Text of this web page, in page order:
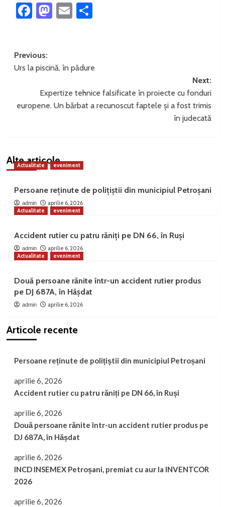
Facebook
Mastodon
EmailPartajează
Post
navigation
Previous:
Urs la piscină, în pădure
Next:
Expertize tehnice falsificate în proiecte cu fonduri
europene. Un bărbat a recunoscut faptele și a fost trimis
în judecată
Alte articole
Actualitate eveniment
Persoane reținute de polițiștii din municipiul Petroșani
admin
aprilie 6, 2026
Actualitate
eveniment
Accident rutier cu patru răniți pe DN 66, în Ruși
admin
aprilie 6, 2026
Actualitate
eveniment
Două persoane rănite într-un accident rutier produs
pe DJ 687A, în Hășdat
admin aprilie 6, 2026
Articole recente
Persoane reținute de polițiștii din municipiul Petroșani
aprilie 6, 2026
Accident rutier cu patru răniți pe DN 66, în Ruși
aprilie 6, 2026
Două persoane rănite într-un accident rutier produs pe
DJ 687A, în Hășdat
aprilie 6, 2026
INCD INSEMEX Petroșani, premiat cu aur la INVENTCOR
2026
aprilie 6, 2026